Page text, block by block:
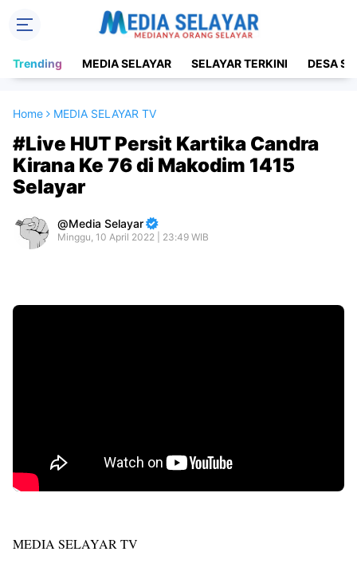
Trending MEDIA SELAYAR SELAYAR TERKINI DESA
Home MEDIA SELAYAR TV
#Live HUT Persit Kartika Candra
Kirana Ke 76 di Makodim 1415
Selayar
Media Selayar
Minggu, 10 April 2022 | 23:49 WIB
MEDIA SELAYAR TV